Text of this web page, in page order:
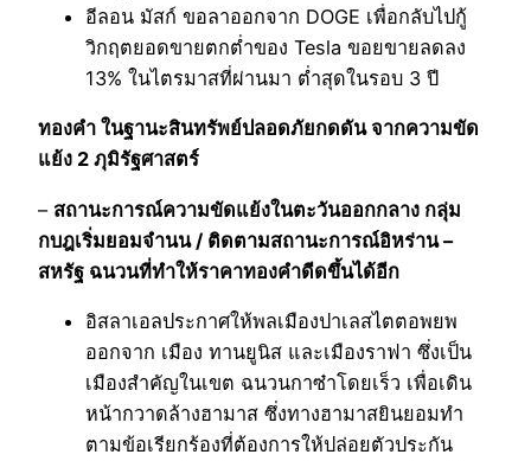
อีลอน มัสก์ ขอลาออกจาก DOGE เพื่อกลับไปกู้
วิกฤตยอดขายตกต่ำของ Tesla ขอยขายลดลง
13% ในไตรมาสที่ผ่านมา ต่ำสุดในรอบ 3 ปี
ทองคำ ในฐานะสินทรัพย์ปลอดภัยกดดัน จากความขัด
แย้ง 2 ภุมิรัฐศาสตร์
– สถานะการณ์ความขัดแย้งในตะวันออกกลาง กลุ่ม
กบฎเริ่มยอมจำนน / ติดตามสถานะการณ์อิหร่าน –
สหรัฐ ฉนวนที่ทำให้ราคาทองคำดีดขึ้นได้อีก
อิสลาเอลประกาศให้พลเมืองปาเลสไตตอพยพ
ออกจาก เมือง ทานยูนิส และเมืองราฟา ซึ่งเป็น
เมืองสำคัญในเขต ฉนวนกาซ๋าโดยเร็ว เพื่อเดิน
หน้ากวาดล้างฮามาส ซึ่งทางฮามาสยินยอมทำ
ตามข้อเรียกร้องที่ต้องการให้ปล่อยตัวประกัน